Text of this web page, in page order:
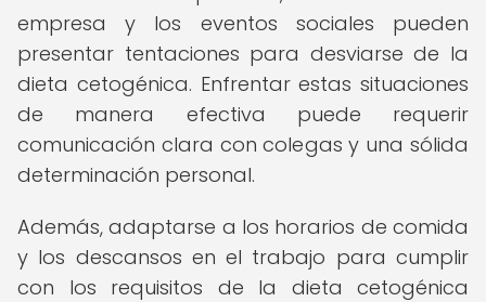
empresa y los eventos sociales pueden
presentar tentaciones para desviarse de la
dieta cetogénica. Enfrentar estas situaciones
de manera efectiva puede requerir
comunicación clara con colegas y una sólida
determinación personal.
Además, adaptarse a los horarios de comida
y los descansos en el trabajo para cumplir
con los requisitos de la dieta cetogénica